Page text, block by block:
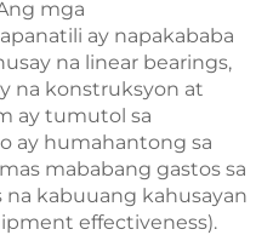
mga
ay napakababa
na linear bearings,
na konstruksyon at
ay tumutol sa
ay humahantong sa
mababang gastos sa
na kabuuang kahusayan
effectiveness).